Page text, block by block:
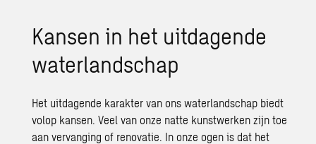
Kansen in het uitdagende
waterlandschap
Het uitdagende karakter van ons waterlandschap biedt
volop kansen. Veel van onze natte kunstwerken zijn toe
aan vervanging of renovatie. In onze ogen is dat het